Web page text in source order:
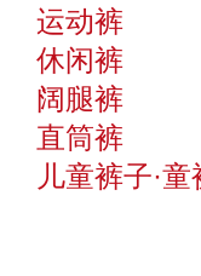
运动裤
休闲裤
阔腿裤
直筒裤
儿童裤子·童